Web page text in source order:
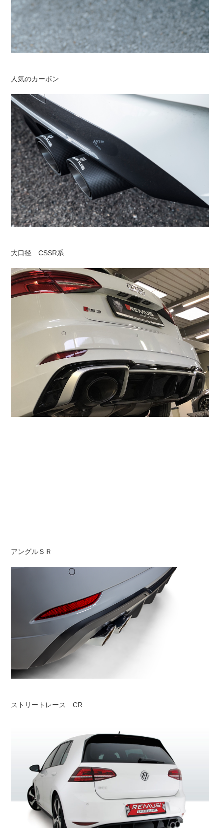
人気のカーボン
大口径 CSSR系
アングルＳＲ
ストリートレース CR